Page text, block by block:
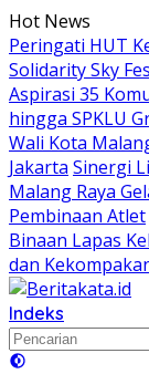
Langsung
ke
konten
Hot News
Peringati HUT
Solidarity Sky
Aspirasi 35
hingga SPKLU
Wali Kota
Jakarta Sinergi
Malang Raya
Pembinaan Atlet
Binaan Lapas
dan
Indeks